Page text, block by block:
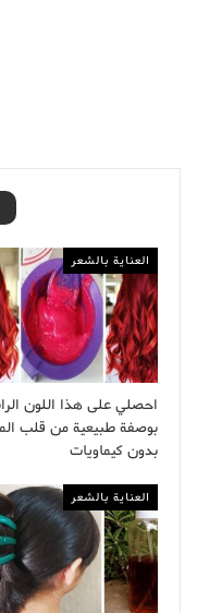
العناية بالشعر
احصلي على هذا اللون
بوصفة طبيعية من قلب
بدون كيماويات
العناية بالشعر